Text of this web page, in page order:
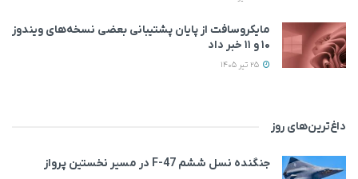
مایکروسافت از پایان پشتیبانی بعضی نسخه‌های ویندوز
۱۰ و ۱۱ خبر داد
داغ‌ترین‌های روز
جنگنده نسل ششم F-47 در مسیر نخستین پرواز